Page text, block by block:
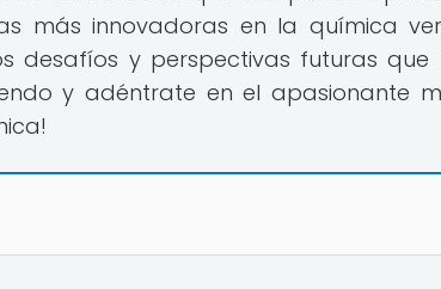
más innovadoras en la química
desafíos y perspectivas futuras
y adéntrate en el apasionante